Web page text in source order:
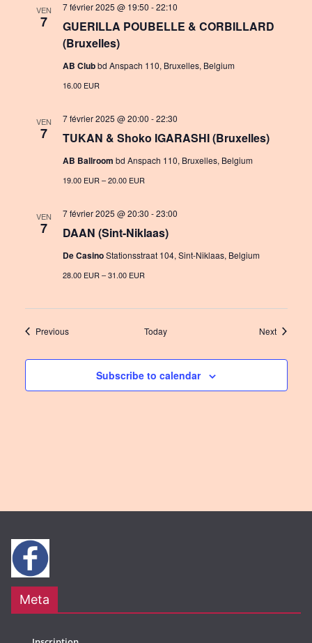
VEN
7
GUERILLA POUBELLE & CORBILLARD
(Bruxelles)
7 février 2025 @ 19:50 -22:10
AB Clubbd Anspach 110, Bruxelles, Belgium
16.00 EUR
VEN
7 TUKAN & Shoko IGARASHI (Bruxelles)
7 février 2025 @ 20:00 -22:30
AB Ballroom bd Anspach 110, Bruxelles, Belgium
19.00 EUR – 20.00 EUR
VEN
7 DAAN (Sint-Niklaas)
7 février 2025 @ 20:30 -23:00
De CasinoStationsstraat 104, Sint-Niklaas, Belgium
28.00 EUR – 31.00 EUR
PreviousEvents Today NextEvents
Subscribe to calendar
Meta